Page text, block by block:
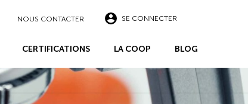
NOUS CONTACTER SE CONNECTER
CERTIFICATIONS LA COOP BLOG